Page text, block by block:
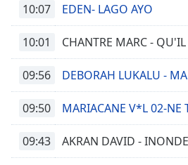
10:07 EDEN- LAGO AYO
10:01 CHANTRE MARC -
09:56 DEBORAH LUKALU -
09:50 MARIACANE V*L 02-NE
09:43 AKRAN DAVID -